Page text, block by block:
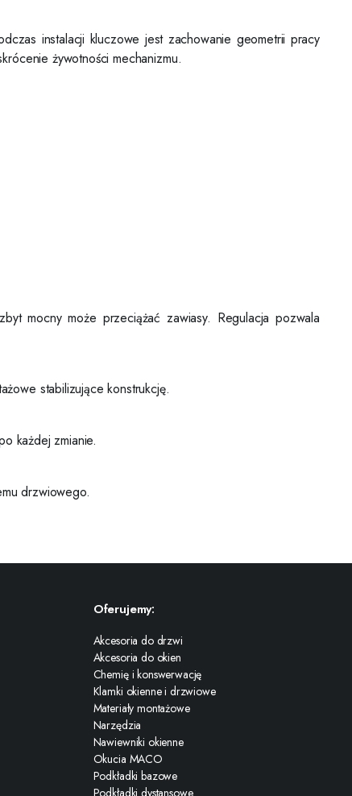
instalacji kluczowe jest zachowanie geometrii pracy
żywotności mechanizmu.
mocny może przeciążać zawiasy. Regulacja pozwala
stabilizujące konstrukcję.
każdej zmianie.
drzwiowego.
Oferujemy:
Akcesoria do drzwi
Akcesoria do okien
Chemię i konswerwację
Klamki okienne i drzwiowe
Materiały montażowe
Narzędzia
Nawiewniki okienne
Okucia MACO
Podkładki bazowe
Podkładki dystansowe